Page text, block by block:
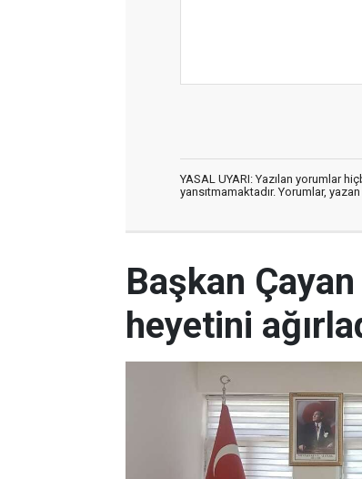
YASAL UYARI: Yazılan yorumlar
yansıtmamaktadır. Yorumlar,
Başkan
heyetini